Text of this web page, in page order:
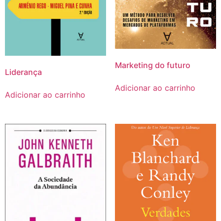
Liderança
Adicionar ao carrinho
Marketing do futuro
Adicionar ao carrinho